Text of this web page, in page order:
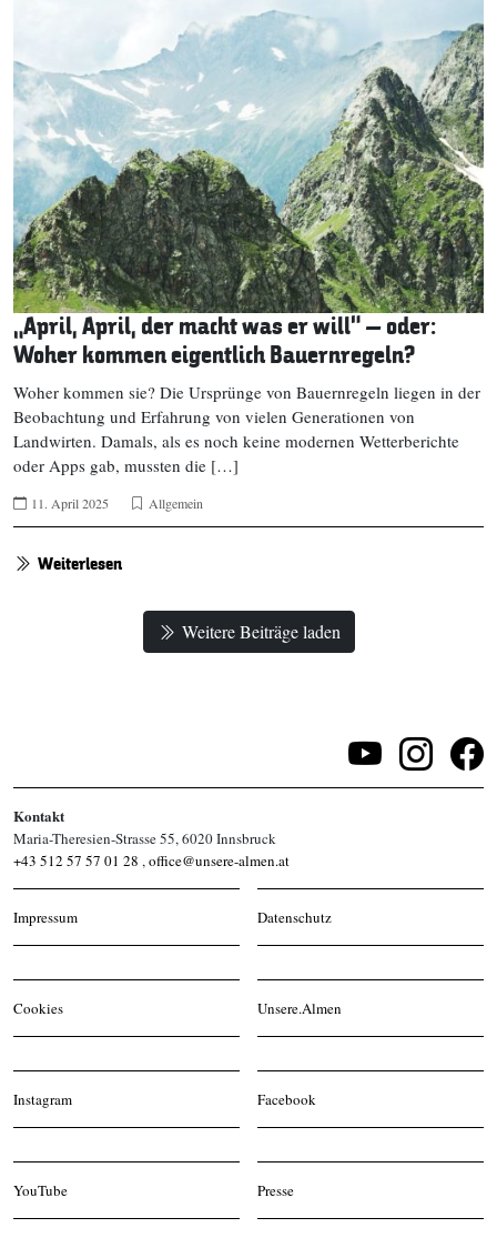
„April, April, der macht was er will“ – oder:
Woher kommen eigentlich Bauernregeln?
Woher kommen sie? Die Ursprünge von Bauernregeln liegen in der
Beobachtung und Erfahrung von vielen Generationen von
Landwirten. Damals, als es noch keine modernen Wetterberichte
oder Apps gab, mussten die […]
11. April 2025 Allgemein
Weiterlesen
Weitere Beiträge laden
Kontakt
Maria-Theresien-Strasse 55, 6020 Innsbruck
+43 512 57 57 01 28 ,office@unsere-almen.at
Impressum Datenschutz
Cookies Unsere.Almen
Instagram Facebook
YouTube Presse